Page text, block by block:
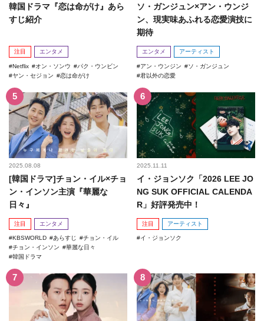
韓国ドラマ『恋は命がけ』あら
すじ紹介
注目 エンタメ
Netflix オン・ソンウ
パク・ウンビン
ヤン・セジョン
恋は命がけ
ソ・ガンジュン×アン・ウンジ
ン、現実味あふれる恋愛演技に
期待
エンタメ アーティスト
アン・ウンジン
ソ・ガンジュン
君以外の恋愛
2025.08.08
[韓国ドラマ]チョン・イル×チョ
ン・インソン主演『華麗な
日々』
注目 エンタメ
KBSWORLD あらすじ
チョン・イル
チョン・インソン
華麗な日々
韓国ドラマ
2025.11.11
イ・ジョンソク「2026 LEE JO
NG SUK OFFICIAL CALENDA
R」好評発売中！
注目 アーティスト
イ・ジョンソク